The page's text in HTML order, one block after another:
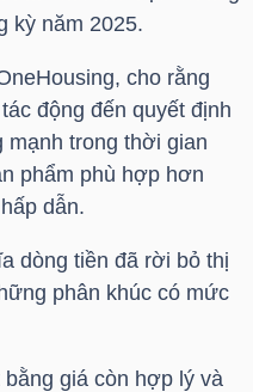
kỳ năm 2025.
cho rằng
động đến quyết định
mạnh trong thời gian
phẩm phù hợp hơn
dẫn.
dòng tiền đã rời bỏ thị
phân khúc có mức
giá còn hợp lý và